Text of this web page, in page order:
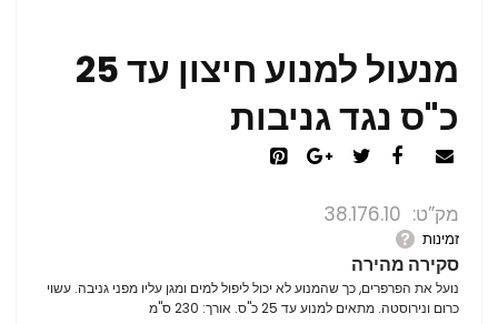
מנעול למנוע חיצון עד 25
כ"ס נגד גניבות
מק”ט 38.176.10
זמינות
סקירה מהירה
נועל את הפרפרים, כך שהמנוע לא יכול ליפול למים ומגן עליו מפני גניבה. עשוי
כרום ונירוסטה. מתאים למנוע עד 25 כ"ס. אורך: 230 ס"מ